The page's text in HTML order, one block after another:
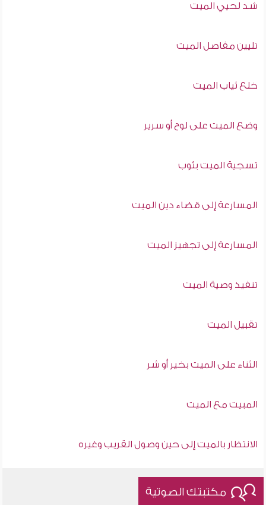
شد لحيي الميت
تليين مفاصل الميت
خلع ثياب الميت
وضع الميت على لوح أو سرير
تسجية الميت بثوب
المسارعة إلى قضاء دين الميت
المسارعة إلى تجهيز الميت
تنفيذ وصية الميت
تقبيل الميت
الثناء على الميت بخير أو شر
المبيت مع الميت
الانتظار بالميت إلى حين وصول القريب وغيره
مكتبتك الصوتية